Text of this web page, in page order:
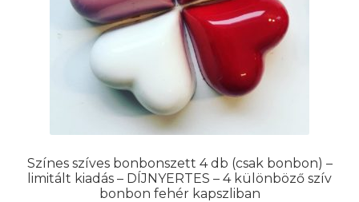
ki
Színes szíves bonbonszett 4 db (csak bonbon) –
limitált kiadás – DÍJNYERTES – 4 különböző szív
bonbon fehér kapszliban